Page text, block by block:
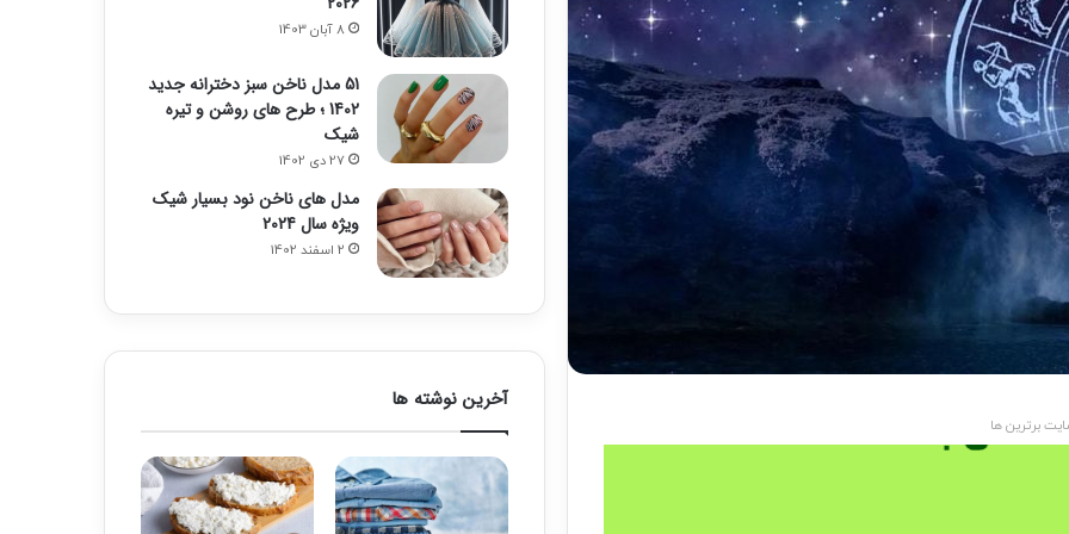
برترین ها
8 آبان 1403
51 مدل ناخن سبز دخترانه جدید
1402 ؛ طرح های روشن و تیره
شیک
27 دی 1402
مدل های ناخن نود بسیار شیک
ویژه سال 2024
2 اسفند 1402
آخرین نوشته ها